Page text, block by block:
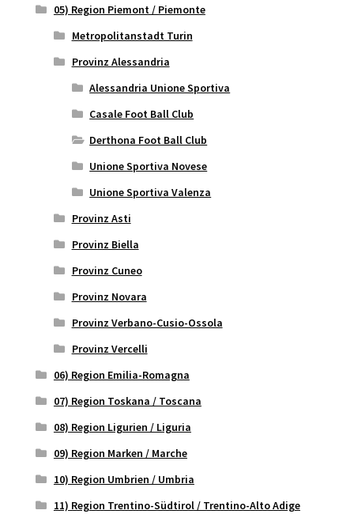
05) Region Piemont / Piemonte
Metropolitanstadt Turin
Provinz Alessandria
Alessandria Unione Sportiva
Casale Foot Ball Club
Derthona Foot Ball Club
Unione Sportiva Novese
Unione Sportiva Valenza
Provinz Asti
Provinz Biella
Provinz Cuneo
Provinz Novara
Provinz Verbano-Cusio-Ossola
Provinz Vercelli
06) Region Emilia-Romagna
07) Region Toskana / Toscana
08) Region Ligurien / Liguria
09) Region Marken / Marche
10) Region Umbrien / Umbria
11) Region Trentino-Südtirol / Trentino-Alto Adige